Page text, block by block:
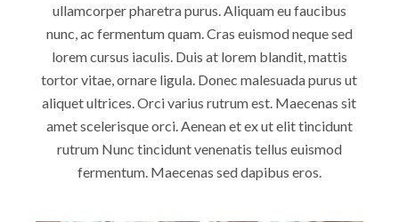
ullamcorper pharetra purus. Aliquam eu faucibus
nunc, ac fermentum quam. Cras euismod neque sed
lorem cursus iaculis. Duis at lorem blandit, mattis
tortor vitae, ornare ligula. Donec malesuada purus ut
aliquet ultrices. Orci varius rutrum est. Maecenas sit
amet scelerisque orci. Aenean et ex ut elit tincidunt
rutrum Nunc tincidunt venenatis tellus euismod
fermentum. Maecenas sed dapibus eros.